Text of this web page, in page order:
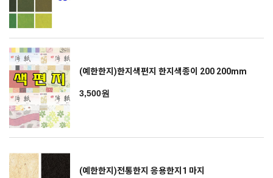
(예한한지)한지색편지 한지색종이 200 200mm
3,500원
(예한한지)전통한지 응용한지1 마지